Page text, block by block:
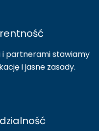
i partnerami stawiamy
i jasne zasady.